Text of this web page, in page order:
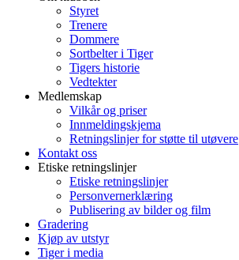
Styret
Trenere
Dommere
Sortbelter i Tiger
Tigers historie
Vedtekter
Medlemskap
Vilkår og priser
Innmeldingskjema
Retningslinjer for støtte til utøvere
Kontakt oss
Etiske retningslinjer
Etiske retningslinjer
Personvernerklæring
Publisering av bilder og film
Gradering
Kjøp av utstyr
Tiger i media